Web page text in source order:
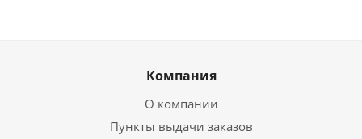
Компания
О компании
Пункты выдачи заказов